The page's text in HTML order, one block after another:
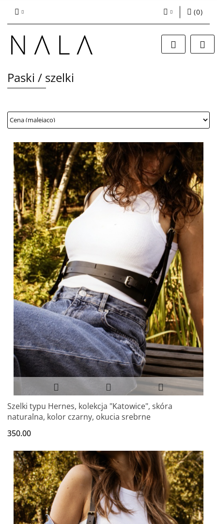
Zaloguj się
Zarejestruj się
(0)
Paski / szelki
Szelki typu Hernes, kolekcja "Katowice", skóra
naturalna, kolor czarny, okucia srebrne
350.00